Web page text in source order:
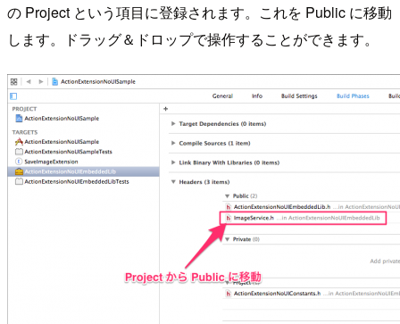
の Project という項目に登録されます。これを Public に移動
します。ドラッグ＆ドロップで操作することができます。